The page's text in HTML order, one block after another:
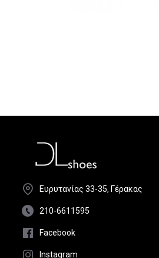
Ευρυτανίας 33-35, Γέρακας
210-6611595
Facebook
Instagram